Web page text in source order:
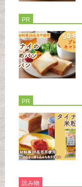
PR
PR
読み物